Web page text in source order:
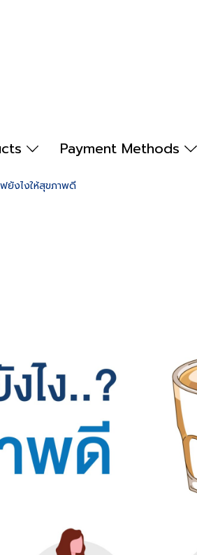
Payment Methods
ยังไงให้สุขภาพดี